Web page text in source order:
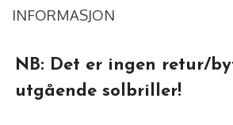
INFORMASJON
NB: Det er ingen retur/
utgående solbriller!